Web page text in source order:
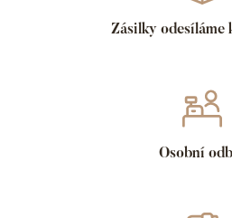
Zásilky odesíláme
Osobní